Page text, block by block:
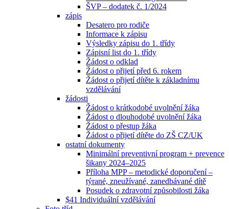
ŠVP – dodatek č. 1/2024
zápis
Desatero pro rodiče
Informace k zápisu
Výsledky zápisu do 1. třídy
Zápisní list do 1. třídy
Žádost o odklad
Žádost o přijetí před 6. rokem
Žádost o přijetí dítěte k základnímu
vzdělávání
žádosti
Žádost o krátkodobé uvolnění žáka
Žádost o dlouhodobé uvolnění žáka
Žádost o přestup žáka
Žádost o přijetí dítěte do ZŠ CZ/UK
ostatní dokumenty
Minimální preventivní program + prevence
šikany 2024–2025
Příloha MPP – metodické doporučení –
týrané, zneužívané, zanedbávané dítě
Posudek o zdravotní způsobilosti žáka
$41 Individuální vzdělávání